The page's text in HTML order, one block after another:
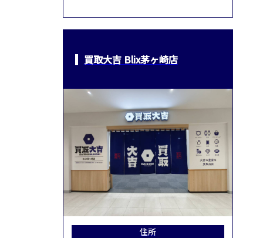
買取大吉 Blix茅ヶ崎店
住所